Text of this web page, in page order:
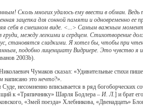
Сколь многих удалось ему ввести в обман. Ведь
зацепка для сонной памяти и одновременно ее
себя в смешном виде. <...> Самым важным
между легкими и сердцем. Стихотворение
становятся сладкими. Я хотел бы, чтобы при
подобно лиценциату Видриере. Это чувство
2003b).
Чумаков сказал: «Удивительные стихи
написано это нечто?».
несомненно вписывается в ряд богоборческих
к «Тряпичнику» Шарля Бодлера – И. Л.] и брат
«Змей поезда» Хлебникова, «Двенадцать»